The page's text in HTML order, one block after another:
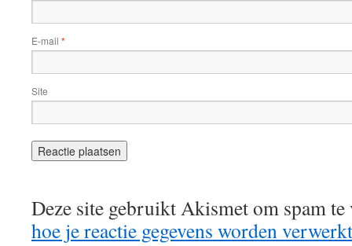
E-mail *
Site
Deze site gebruikt Akismet om spam
hoe je reactie gegevens worden verwerkt